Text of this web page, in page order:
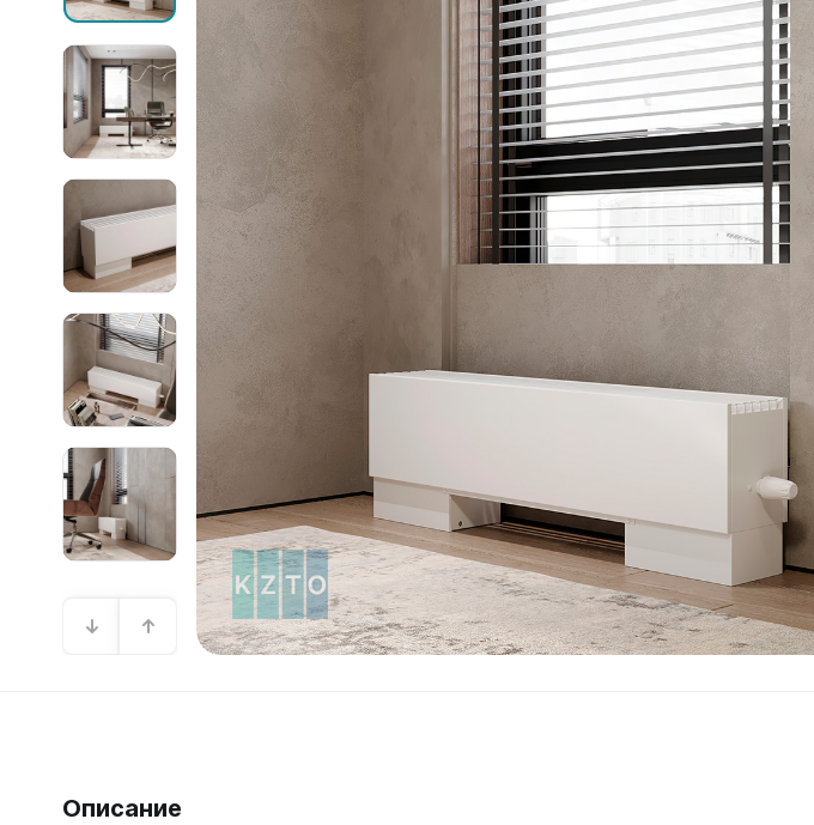
Могут быть трудности с получением
сообщений в WhatsApp и Telegram,
воспользуйтесь другими каналами
связи.
Написать в WhatsApp
Написать в Telegram
Написать в Max
Ellipse
Ellipse S V
Ellipse S H
Ellipse P V
Ellipse P H
Гармония
Гармония 1, 2
Гармония С40
Гармония C25 N
Гармония А40
Гармония А25 N
Гармония А20
Параллели В
Параллели Г
Quadrum 30 H
Quadrum 30 V
Quadrum 40 H
Quadrum 40 V
Quadrum 50 H
Quadrum 50 V
Еще...
Зеркала
Зеркало А40
Зеркало Г
Описание